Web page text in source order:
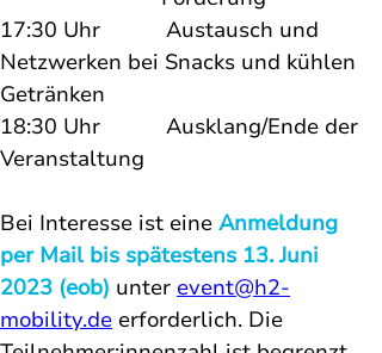
17:30 Uhr           Austausch und
Netzwerken bei Snacks und kühlen
Getränken
18:30 Uhr           Ausklang/Ende der
Veranstaltung
Bei Interesse ist eine Anmeldung
per Mail bis spätestens 13. Juni
2023 (eob) unter event@h2-
mobility.de erforderlich. Die